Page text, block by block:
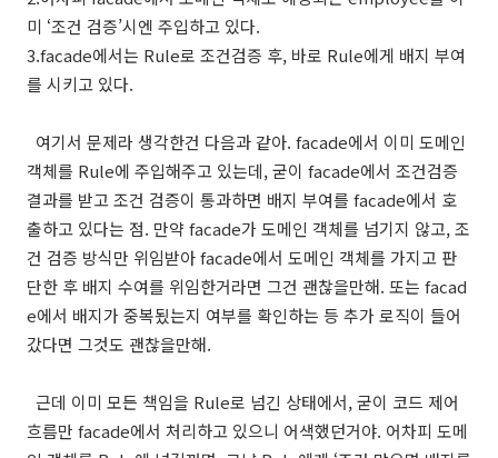
미 ‘조건 검증’시엔 주입하고 있다.
3.facade에서는 Rule로 조건검증 후, 바로 Rule에게 배지 부여
를 시키고 있다.
여기서 문제라 생각한건 다음과 같아. facade에서 이미 도메인
객체를 Rule에 주입해주고 있는데, 굳이 facade에서 조건검증
결과를 받고 조건 검증이 통과하면 배지 부여를 facade에서 호
출하고 있다는 점. 만약 facade가 도메인 객체를 넘기지 않고, 조
건 검증 방식만 위임받아 facade에서 도메인 객체를 가지고 판
단한 후 배지 수여를 위임한거라면 그건 괜찮을만해. 또는 facad
e에서 배지가 중복됬는지 여부를 확인하는 등 추가 로직이 들어
갔다면 그것도 괜찮을만해.
근데 이미 모든 책임을 Rule로 넘긴 상태에서, 굳이 코드 제어
흐름만 facade에서 처리하고 있으니 어색했던거야. 어차피 도메